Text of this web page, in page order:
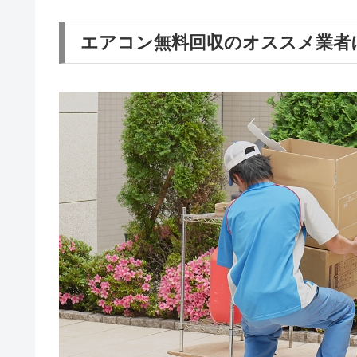
エアコン無料回収のオススメ業者